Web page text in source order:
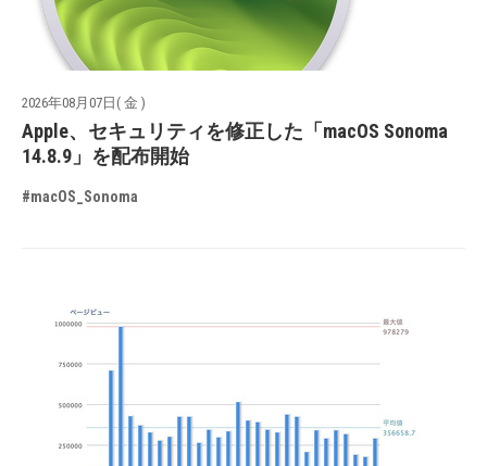
2026年08月07日( 金 )
Apple、セキュリティを修正した「macOS Sonoma
14.8.9」を配布開始
#macOS_Sonoma